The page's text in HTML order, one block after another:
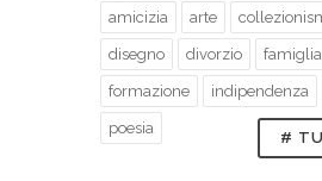
amicizia arte
disegno divorzio famiglia
formazione indipendenza
poesia
#